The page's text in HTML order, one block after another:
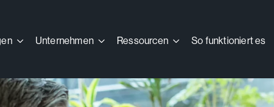
Unternehmen Ressourcen So funktioniert es
Unternehmen Ressourcen So funktioniert es